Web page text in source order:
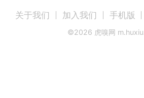
关于我们 加入我们 手机版
©2026 虎嗅网